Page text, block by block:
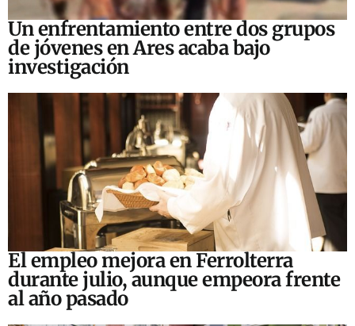
Un enfrentamiento entre dos grupos
de jóvenes en Ares acaba bajo
investigación
El empleo mejora en Ferrolterra
durante julio, aunque empeora frente
al año pasado